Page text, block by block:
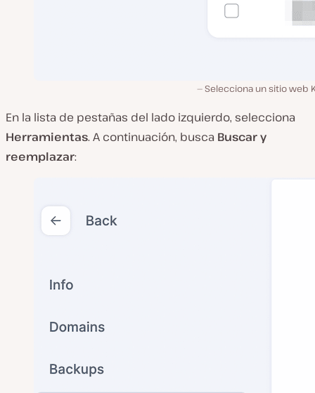
Selecciona un sitio web
En la lista de pestañas del lado izquierdo, selecciona
Herramientas. A continuación, busca Buscar y
reemplazar: